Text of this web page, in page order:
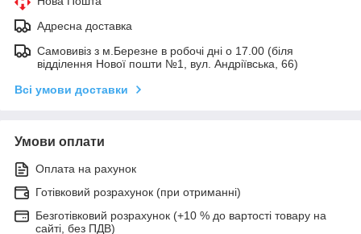
Адресна доставка
Самовивіз з м.Березне в робочі дні о 17.00 (біля
відділення Нової пошти №1, вул. Андріївська, 66)
Всі умови доставки
Умови оплати
Оплата на рахунок
Готівковий розрахунок (при отриманні)
Безготівковий розрахунок (+10 % до вартості товару на
сайті, без ПДВ)